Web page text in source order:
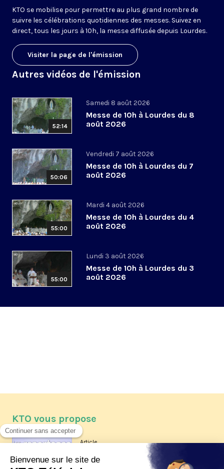
KTO se mobilise pour permettre au plus grand nombre de
suivre les célébrations quotidiennes des messes. Suivez en
direct, tous les jours à 10h, la messe diffusée depuis Lourdes.
Visiter la page de l'émission
Autres vidéos de l'émission
52:14
Samedi 8 août 2026
Messe de 10h à Lourdes du 8
août 2026
50:06
Vendredi 7 août 2026
Messe de 10h à Lourdes du 7
août 2026
55:00
Mardi 4 août 2026
Messe de 10h à Lourdes du 4
août 2026
55:00
Lundi 3 août 2026
Messe de 10h à Lourdes du 3
août 2026
KTO vous propose
Article
Les reportages d'été 2026 de KTO